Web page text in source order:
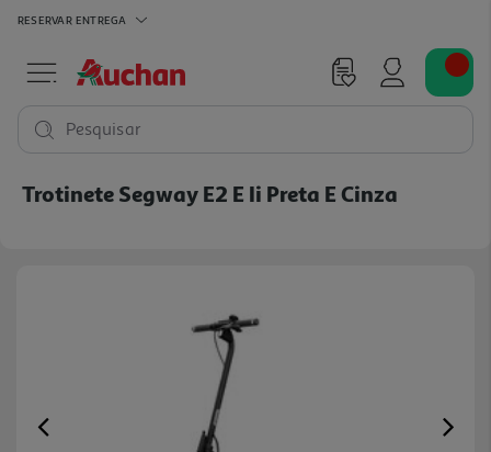
RESERVAR ENTREGA
Pesquisar
Trotinete Segway E2 E Ii Preta E Cinza
Previous